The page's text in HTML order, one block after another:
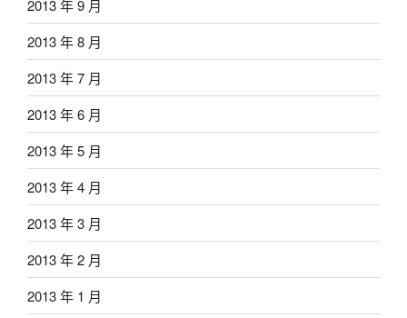
2013 年 9 月
2013 年 8 月
2013 年 7 月
2013 年 6 月
2013 年 5 月
2013 年 4 月
2013 年 3 月
2013 年 2 月
2013 年 1 月